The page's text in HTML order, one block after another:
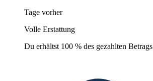
Tage vorher
Volle Erstattung
Du erhältst 100 % des gezahlten